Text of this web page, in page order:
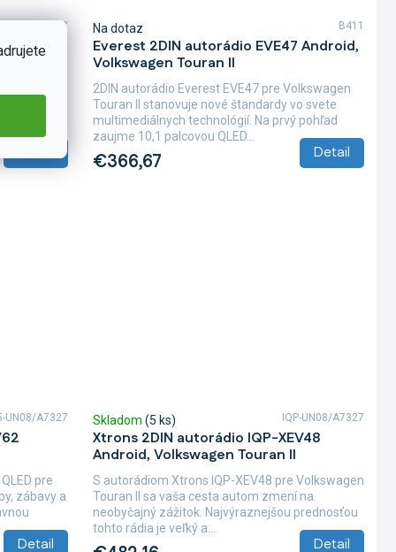
B408
Everest 2DIN autorádio EVE47 Android,
Volkswagen Touran II
Na dotaz
€366,67 Detail
2DIN autorádio Everest EVE47 pre Volkswagen
Touran II stanovuje nové štandardy vo svete
multimediálnych technológií. Na prvý pohľad
zaujme 10,1 palcovou QLED...
B411
Detail
pre
zábavy a
UN08/A7327
Xtrons 2DIN autorádio IQP-XEV48
Android, Volkswagen Touran II
Skladom (5 ks)
Detail
S autorádiom Xtrons IQP-XEV48 pre Volkswagen
Touran II sa vaša cesta autom zmení na
neobyčajný zážitok. Najvýraznejšou prednosťou
tohto rádia je veľký a...
IQP-UN08/A7327